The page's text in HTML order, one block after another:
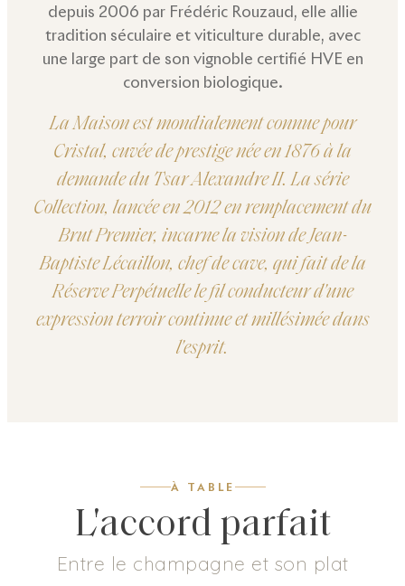
depuis 2006 par Frédéric Rouzaud, elle allie
tradition séculaire et viticulture durable, avec
une large part de son vignoble certifié HVE en
conversion biologique.
La Maison est mondialement connue pour
Cristal, cuvée de prestige née en 1876 à la
demande du Tsar Alexandre II. La série
Collection, lancée en 2012 en remplacement du
Brut Premier, incarne la vision de Jean-
Baptiste Lécaillon, chef de cave, qui fait de la
Réserve Perpétuelle le fil conducteur d'une
expression terroir continue et millésimée dans
l'esprit.
À TABLE
L'accord parfait
Entre le champagne et son plat